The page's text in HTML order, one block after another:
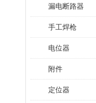
漏电断路器
手工焊枪
电位器
附件
定位器